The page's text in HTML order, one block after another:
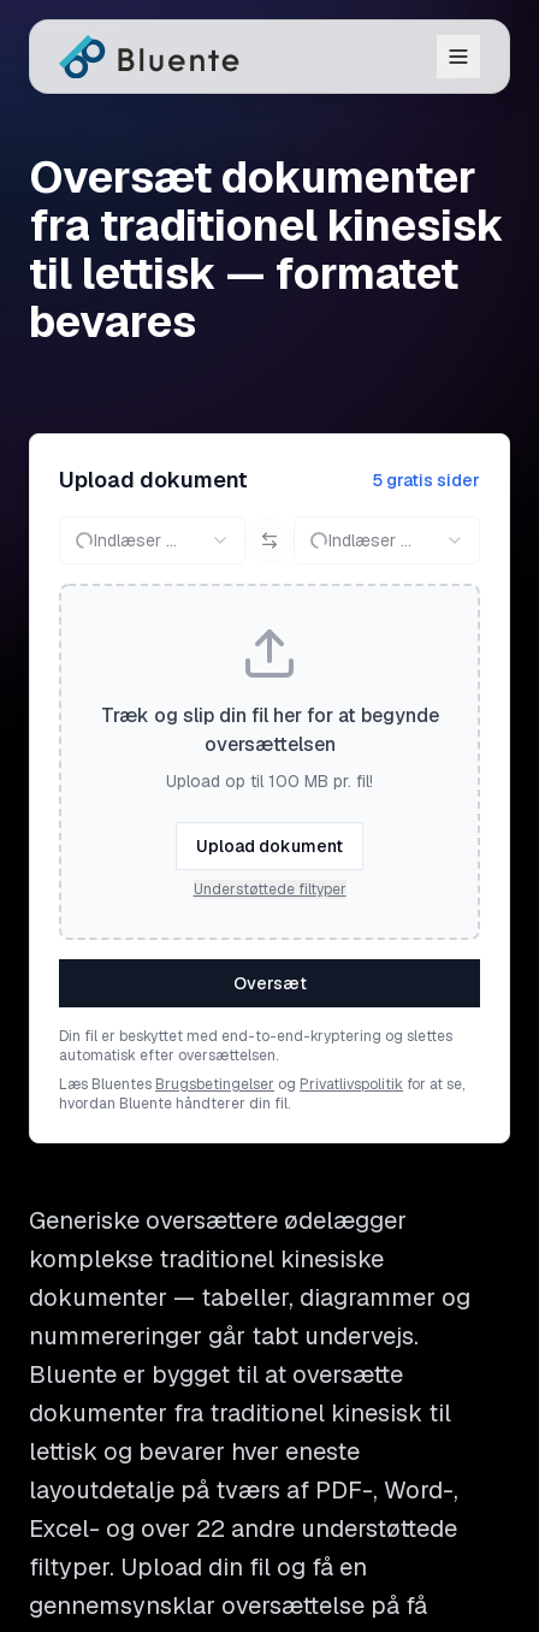
Oversæt dokumenter
fra traditionel kinesisk
til lettisk — formatet
bevares
Upload dokument 5 gratis sider
Indlæser ... Indlæser ...
Træk og slip din fil her for at begynde
oversættelsen
Upload op til 100 MB pr. fil!
Upload dokument
Understøttede filtyper
Oversæt
Din fil er beskyttet med end-to-end-kryptering og slettes
automatisk efter oversættelsen.
Læs Bluentes Brugsbetingelser og Privatlivspolitik for at se,
hvordan Bluente håndterer din fil.
Generiske oversættere ødelægger
komplekse traditionel kinesiske
dokumenter — tabeller, diagrammer og
nummereringer går tabt undervejs.
Bluente er bygget til at oversætte
dokumenter fra traditionel kinesisk til
lettisk og bevarer hver eneste
layoutdetalje på tværs af PDF-, Word-,
Excel- og over 22 andre understøttede
filtyper. Upload din fil og få en
gennemsynsklar oversættelse på få